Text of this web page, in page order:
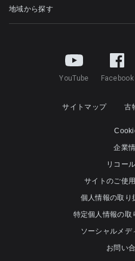
地域から探す
YouTube Facebook
サイトマップ 古
企業
リコー
サイトのご使
個人情報の取り
特定個人情報の取
ソーシャルメデ
お問い